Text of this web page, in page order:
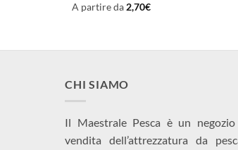
A partire da 2,70€
CHI SIAMO
Il Maestrale Pesca è un negozio
vendita dell’attrezzatura da